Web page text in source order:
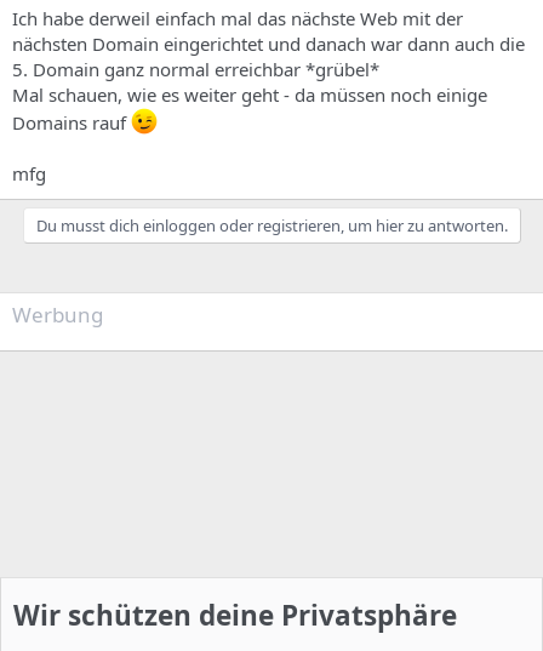
Ich habe derweil einfach mal das nächste Web mit der
nächsten Domain eingerichtet und danach war dann auch die
5. Domain ganz normal erreichbar *grübel*
Mal schauen, wie es weiter geht - da müssen noch einige
Domains rauf
mfg
Du musst dich einloggen oder registrieren, um hier zu antworten.
Werbung
Wir schützen deine Privatsphäre